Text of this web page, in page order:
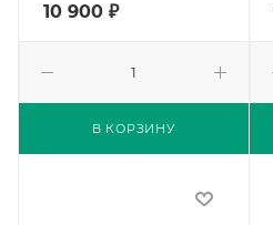
В КОРЗИНУ
10 900 ₽